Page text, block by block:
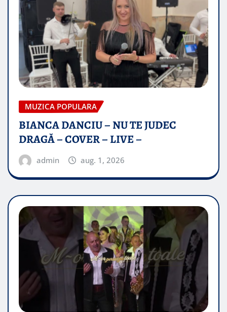
MUZICA POPULARA
BIANCA DANCIU – NU TE JUDEC
DRAGĂ – COVER – LIVE –
admin aug. 1, 2026